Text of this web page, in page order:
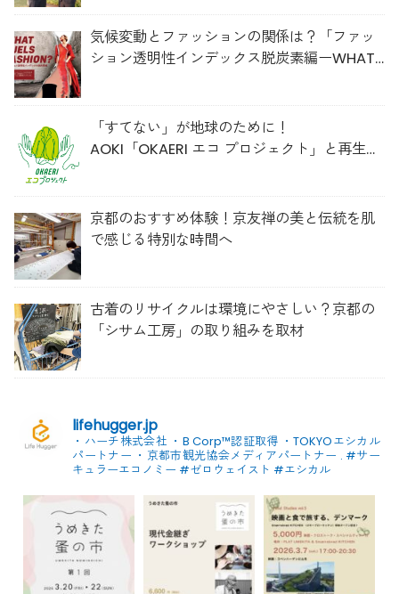
気候変動とファッションの関係は？「ファッ
ション透明性インデックス脱炭素編ーWHAT
「すてない」が地球のために！
AOKI「OKAERI エコ プロジェクト」と再生ウ
京都のおすすめ体験！京友禅の美と伝統を肌
で感じる特別な時間へ
古着のリサイクルは環境にやさしい？京都の
「シサム工房」の取り組みを取材
lifehugger.jp
・ハーチ株式会社 ・B Corp™認証取得 ・TOKYOエシカル
パートナー ・京都市観光協会メディアパートナー . #サー
キュラーエコノミー #ゼロウェイスト #エシカル